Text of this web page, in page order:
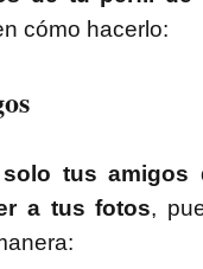
cómo hacerlo:
solo tus amigos
a tus fotos,